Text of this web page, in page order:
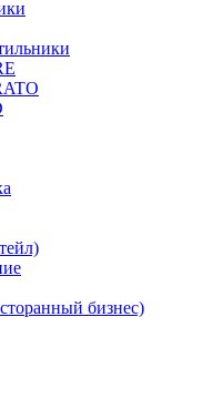
бизнес)